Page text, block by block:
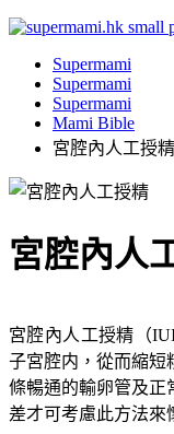
Supermami
Supermami
Supermami
Mami Bible
宮腔內人工授精
宮腔內人
宮腔內人工授精（
子宮腔内，從而縮短
條暢通的輸卵管及正
差才可考慮此方法來